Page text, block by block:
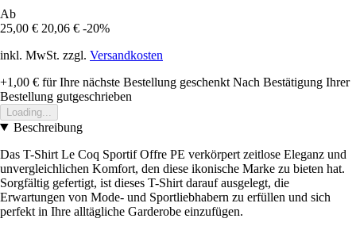
Ab
25,00 € 20,06 € -20%
inkl. MwSt. zzgl. Versandkosten
+1,00 € für Ihre nächste Bestellung geschenkt Nach Bestätigung Ihrer
Bestellung gutgeschrieben
Loading...
Beschreibung
Das T-Shirt Le Coq Sportif Offre PE verkörpert zeitlose Eleganz und
unvergleichlichen Komfort, den diese ikonische Marke zu bieten hat.
Sorgfältig gefertigt, ist dieses T-Shirt darauf ausgelegt, die
Erwartungen von Mode- und Sportliebhabern zu erfüllen und sich
perfekt in Ihre alltägliche Garderobe einzufügen.